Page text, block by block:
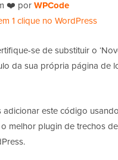
❤️ porWPCode
1 clique no WordPress
se de substituir o
da sua própria página de
adicionar este código
melhor plugin de trechos de